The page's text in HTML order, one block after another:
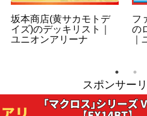
坂本商店(黄サカモトデ
イズ)のデッキリスト｜
ユニオンアリーナ
フ
の
スポンサー